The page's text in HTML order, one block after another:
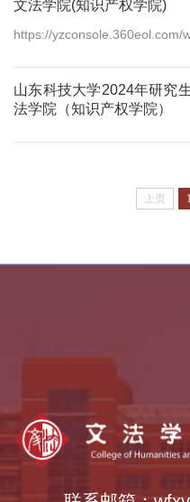
文法学院(知识产权学院)
https://yzconsole.360eol.com/
山东科技大学2024年研究
法学院（知识产权学院）
上页 1
全国哲学社会科学工作办公室